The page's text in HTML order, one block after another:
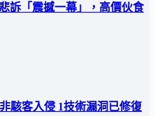
訴「震撼一幕」，高價伙食
駭客入侵 1技術漏洞已修復